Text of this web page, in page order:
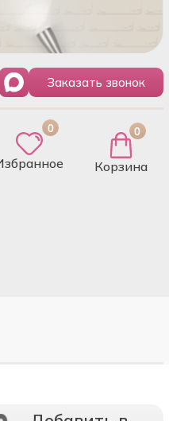
Заказать звонок
0 0
Корзина